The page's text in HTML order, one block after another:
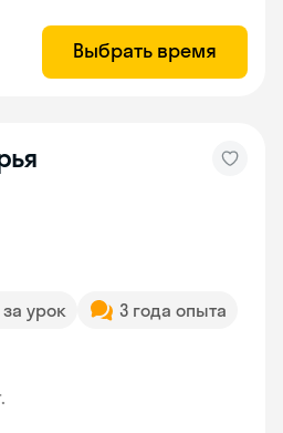
Выбрать время
за урок
3 года опыта